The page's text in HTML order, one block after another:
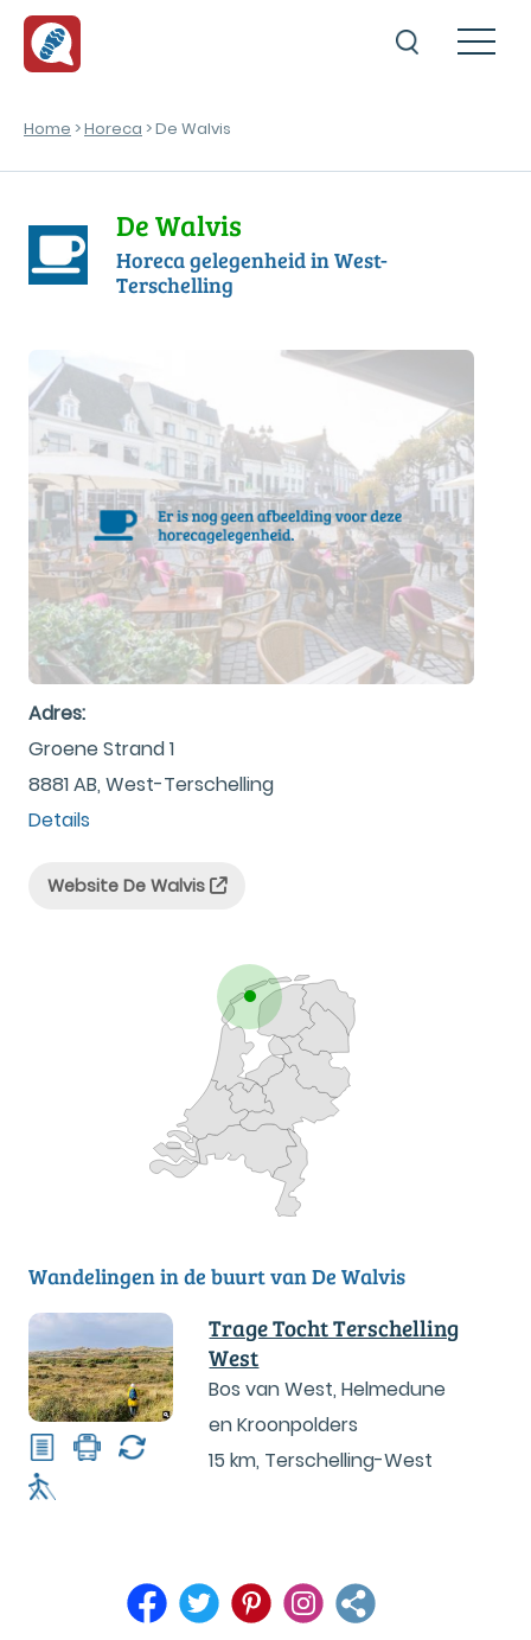
Home >Horeca > De Walvis
De Walvis
Horeca gelegenheid in West-
Terschelling
Adres:
Groene Strand 1
8881 AB, West-Terschelling
Details
Website De Walvis
Wandelingen in de buurt van De Walvis
Trage Tocht Terschelling
West
Bos van West, Helmedune
en Kroonpolders
15 km, Terschelling-West